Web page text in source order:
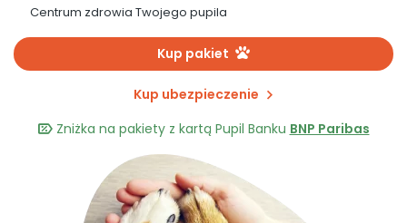
Ubezpieczenie psa i kota
Centrum zdrowia Twojego pupila
Kup pakiet
Kup ubezpieczenie
Zniżka na pakiety z kartą Pupil Banku BNP Paribas